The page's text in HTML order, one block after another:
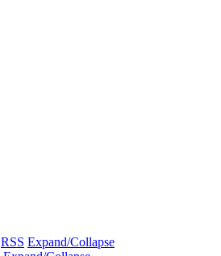
RSS Expand/Collapse